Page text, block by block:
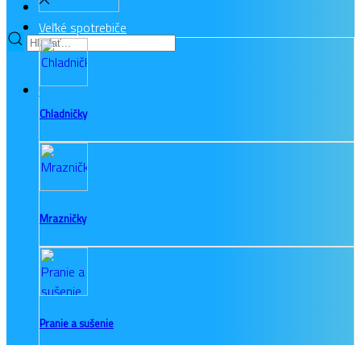
033/ 641 21 91
Veľké spotrebiče
Chladničky
Mrazničky
Pranie a sušenie